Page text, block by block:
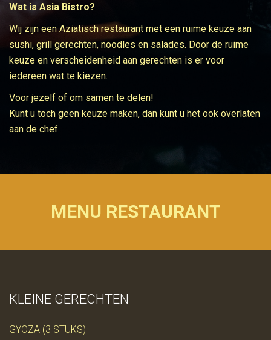
Wat is Asia Bistro?
Wij zijn een Aziatisch restaurant met een ruime keuze aan
sushi, grill gerechten, noodles en salades. Door de ruime
keuze en verscheidenheid aan gerechten is er voor
iedereen wat te kiezen.
Voor jezelf of om samen te delen!
Kunt u toch geen keuze maken, dan kunt u het ook overlaten
aan de chef.
MENU RESTAURANT
KLEINE GERECHTEN
GYOZA (3 STUKS)